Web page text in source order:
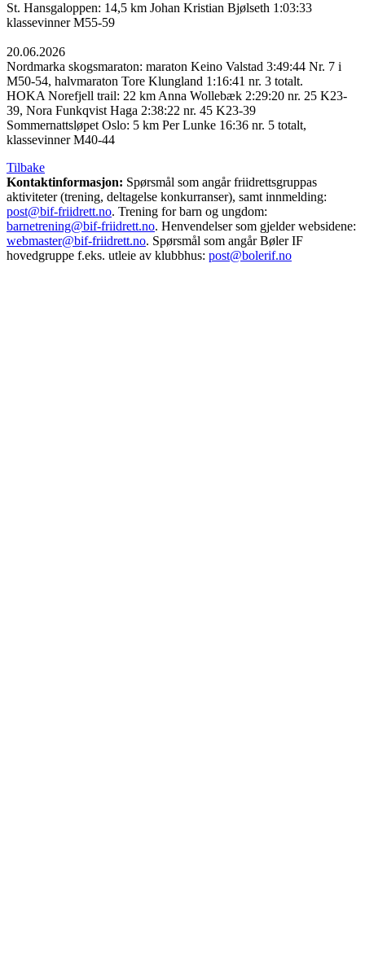
St. Hansgaloppen: 14,5 km Johan Kristian Bjølseth 1:03:33
klassevinner M55-59
20.06.2026
Nordmarka skogsmaraton: maraton Keino Valstad 3:49:44 Nr. 7 i
M50-54, halvmaraton Tore Klungland 1:16:41 nr. 3 totalt.
HOKA Norefjell trail: 22 km Anna Wollebæk 2:29:20 nr. 25 K23-
39, Nora Funkqvist Haga 2:38:22 nr. 45 K23-39
Sommernattsløpet Oslo: 5 km Per Lunke 16:36 nr. 5 totalt,
klassevinner M40-44
Tilbake
Kontaktinformasjon: Spørsmål som angår friidrettsgruppas
aktiviteter (trening, deltagelse konkurranser), samt innmelding:
post@bif-friidrett.no. Trening for barn og ungdom:
barnetrening@bif-friidrett.no. Henvendelser som gjelder websidene:
webmaster@bif-friidrett.no. Spørsmål som angår Bøler IF
hovedgruppe f.eks. utleie av klubbhus: post@bolerif.no